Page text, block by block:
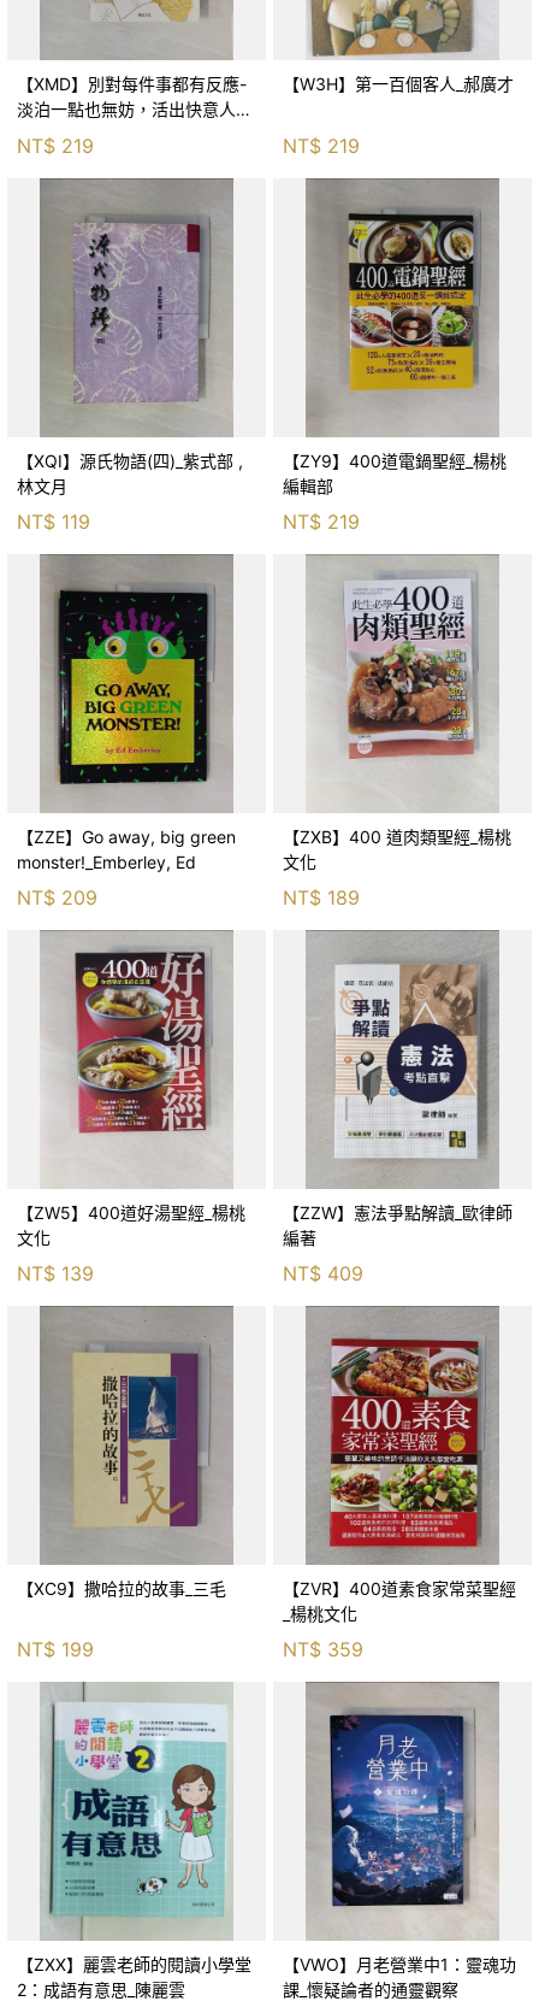
【XMD】別對每件事都有反應-
淡泊一點也無妨，活出快意人生
的99個禪練習！_枡野俊明, 黃
薇嬪
NT$ 219
【W3H】第一百個客人_郝廣才
NT$ 219
【XQI】源氏物語(四)_紫式部 ,
林文月
NT$ 119
【ZY9】400道電鍋聖經_楊桃
編輯部
NT$ 219
【ZZE】Go away, big green
monster!_Emberley, Ed
NT$ 209
【ZXB】400 道肉類聖經_楊桃
文化
NT$ 189
【ZW5】400道好湯聖經_楊桃
文化
NT$ 139
【ZZW】憲法爭點解讀_歐律師
編著
NT$ 409
【XC9】撒哈拉的故事_三毛
NT$ 199
【ZVR】400道素食家常菜聖經
_楊桃文化
NT$ 359
【ZXX】麗雲老師的閱讀小學堂
2：成語有意思_陳麗雲
【VWO】月老營業中1：靈魂功
課_懷疑論者的通靈觀察